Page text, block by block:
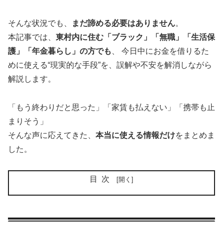
そんな状況でも、 まだ諦める必要はありません。
本記事では、 東村内に住む「ブラック」「無職」「生活保
護」「年金暮らし」の方でも
、 今日中にお金を借りるた
めに使える“現実的な手段”を、誤解や不安を解消しながら
解説します。
「もう終わりだと思った」「家賃も払えない」「携帯も止
まりそう」
そんな声に応えてきた、 本当に使える情報だけをまとめま
した。
目次